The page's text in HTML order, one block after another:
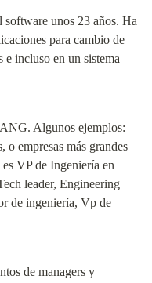
unos 23 años. Ha
para cambio de
incluso en un sistema
Algunos ejemplos:
o empresas más grandes
VP de Ingeniería en
leader, Engineering
de ingeniería, Vp de
de managers y